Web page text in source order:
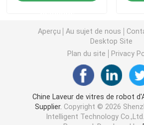
Aperçu Au sujet de nous
Desktop Site
Plan du site
Privacy
Chine Laveur de vitres de robot
Supplier. Copyright © 2026
Intelligent Technology